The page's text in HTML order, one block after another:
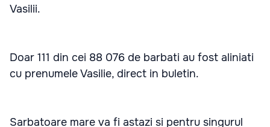
Vasilii.
Doar 111 din cei 88 076 de barbati au fost aliniati
cu prenumele Vasilie, direct in buletin.
Sarbatoare mare va fi astazi si pentru singurul